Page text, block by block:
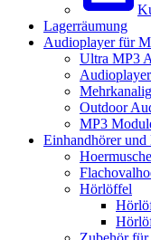
Lagerräumung
Audioplayer für
Ultra MP3
Outdoor
MP3
Einhandhörer
Hörlöffel